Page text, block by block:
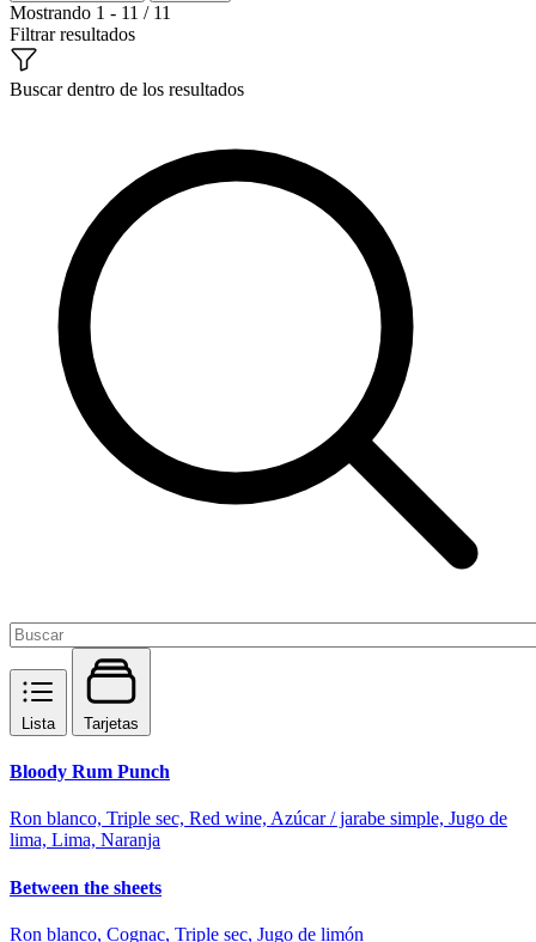
Mostrando 1 - 11 / 11
Filtrar resultados
Buscar dentro de los resultados
Lista Tarjetas
Bloody Rum Punch
Ron blanco, Triple sec, Red wine, Azúcar / jarabe simple, Jugo de
lima, Lima, Naranja
Between the sheets
Ron blanco, Cognac, Triple sec, Jugo de limón